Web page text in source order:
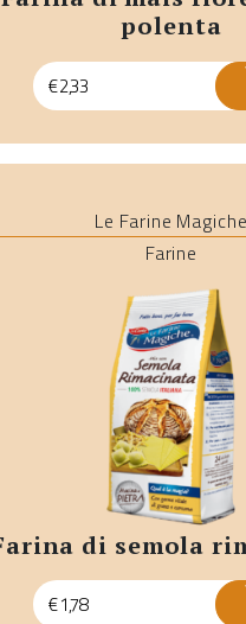
polenta
€2,33
Le Farine Magiche
Farine
farina di semola
€1,78